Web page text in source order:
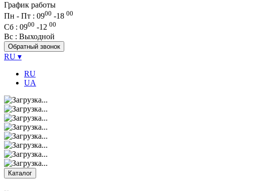
График работы
Пн - Пт : 0900 -18 00
Сб : 0900 -12 00
Вс : Выходной
Обратный звонок
RU ▾
RU
UA
Каталог